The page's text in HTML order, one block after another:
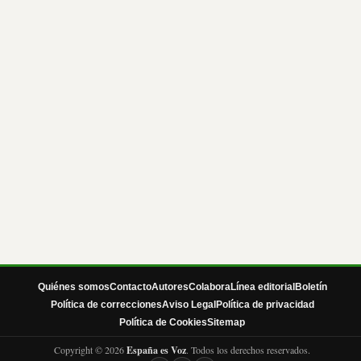
Quiénes somosContactoAutoresColaboraLínea editorial Boletín
Política de correccionesAviso Legal Política de privacidad
Política de CookiesSitemap
Copyright © 2026España es Voz. Todos los derechos reservados.